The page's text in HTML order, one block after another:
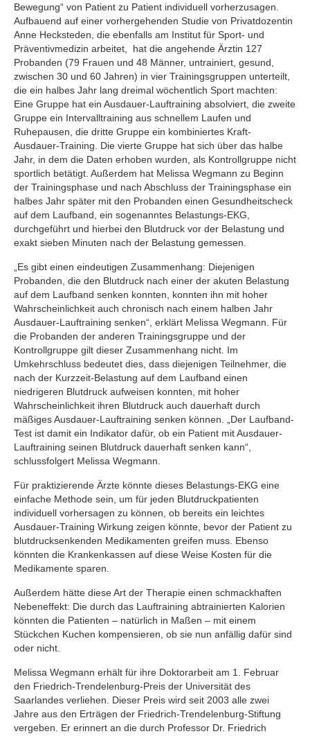
Bewegung“ von Patient zu Patient individuell vorherzusagen.
Aufbauend auf einer vorhergehenden Studie von Privatdozentin
Anne Hecksteden, die ebenfalls am Institut für Sport- und
Präventivmedizin arbeitet, hat die angehende Ärztin 127
Probanden (79 Frauen und 48 Männer, untrainiert, gesund,
zwischen 30 und 60 Jahren) in vier Trainingsgruppen unterteilt,
die ein halbes Jahr lang dreimal wöchentlich Sport machten:
Eine Gruppe hat ein Ausdauer-Lauftraining absolviert, die zweite
Gruppe ein Intervalltraining aus schnellem Laufen und
Ruhepausen, die dritte Gruppe ein kombiniertes Kraft-
Ausdauer-Training. Die vierte Gruppe hat sich über das halbe
Jahr, in dem die Daten erhoben wurden, als Kontrollgruppe nicht
sportlich betätigt. Außerdem hat Melissa Wegmann zu Beginn
der Trainingsphase und nach Abschluss der Trainingsphase ein
halbes Jahr später mit den Probanden einen Gesundheitscheck
auf dem Laufband, ein sogenanntes Belastungs-EKG,
durchgeführt und hierbei den Blutdruck vor der Belastung und
exakt sieben Minuten nach der Belastung gemessen.
„Es gibt einen eindeutigen Zusammenhang: Diejenigen
Probanden, die den Blutdruck nach einer der akuten Belastung
auf dem Laufband senken konnten, konnten ihn mit hoher
Wahrscheinlichkeit auch chronisch nach einem halben Jahr
Ausdauer-Lauftraining senken“, erklärt Melissa Wegmann. Für
die Probanden der anderen Trainingsgruppe und der
Kontrollgruppe gilt dieser Zusammenhang nicht. Im
Umkehrschluss bedeutet dies, dass diejenigen Teilnehmer, die
nach der Kurzzeit-Belastung auf dem Laufband einen
niedrigeren Blutdruck aufweisen konnten, mit hoher
Wahrscheinlichkeit ihren Blutdruck auch dauerhaft durch
mäßiges Ausdauer-Lauftraining senken können. „Der Laufband-
Test ist damit ein Indikator dafür, ob ein Patient mit Ausdauer-
Lauftraining seinen Blutdruck dauerhaft senken kann“,
schlussfolgert Melissa Wegmann.
Für praktizierende Ärzte könnte dieses Belastungs-EKG eine
einfache Methode sein, um für jeden Blutdruckpatienten
individuell vorhersagen zu können, ob bereits ein leichtes
Ausdauer-Training Wirkung zeigen könnte, bevor der Patient zu
blutdrucksenkenden Medikamenten greifen muss. Ebenso
könnten die Krankenkassen auf diese Weise Kosten für die
Medikamente sparen.
Außerdem hätte diese Art der Therapie einen schmackhaften
Nebeneffekt: Die durch das Lauftraining abtrainierten Kalorien
könnten die Patienten – natürlich in Maßen – mit einem
Stückchen Kuchen kompensieren, ob sie nun anfällig dafür sind
oder nicht.
Melissa Wegmann erhält für ihre Doktorarbeit am 1. Februar
den Friedrich-Trendelenburg-Preis der Universität des
Saarlandes verliehen. Dieser Preis wird seit 2003 alle zwei
Jahre aus den Erträgen der Friedrich-Trendelenburg-Stiftung
vergeben. Er erinnert an die durch Professor Dr. Friedrich